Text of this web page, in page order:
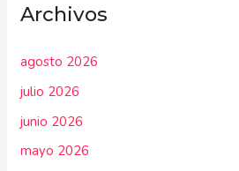
Archivos
agosto 2026
julio 2026
junio 2026
mayo 2026